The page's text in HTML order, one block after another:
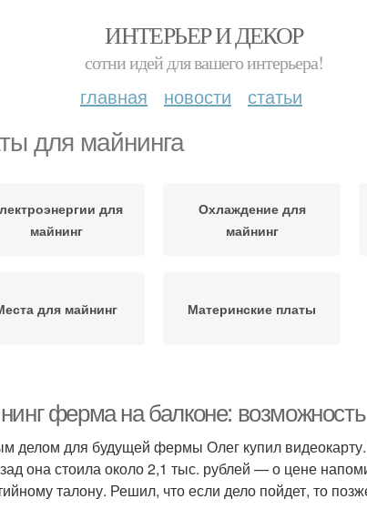
ИНТЕРЬЕР И ДЕКОР
сотни идей для вашего интерьера!
главная новости статьи
для майнинга
для
майнинг
Охлаждение для
майнинг
для майнинг Материнские платы
ферма на балконе:
делом для будущей фермы Олег купил
она стоила около 2,1 тыс. рублей — о цене
талону. Решил, что если дело пойдет, то